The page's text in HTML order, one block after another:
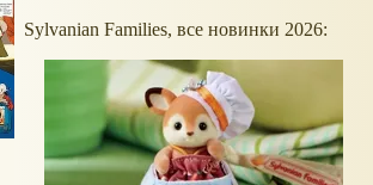
Sylvanian Families, все новинки 2026: